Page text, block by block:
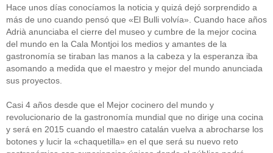
Hace unos días conocíamos la noticia y quizá dejó sorprendido a
más de uno cuando pensó que «El Bulli volvía». Cuando hace años
Adrià anunciaba el cierre del museo y cumbre de la mejor cocina
del mundo en la Cala Montjoi los medios y amantes de la
gastronomía se tiraban las manos a la cabeza y la esperanza iba
asomando a medida que el maestro y mejor del mundo anunciada
sus proyectos.
Casi 4 años desde que el Mejor cocinero del mundo y
revolucionario de la gastronomía mundial que no dirige una cocina
y será en 2015 cuando el maestro catalán vuelva a abrocharse los
botones y lucir la «chaquetilla» en el que será su nuevo reto